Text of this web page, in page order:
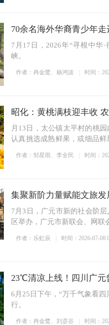
70余名海外华裔青少年
7月17日，2026年“寻根中华
峡。
作者：冉金鹭、杨鸿波 时间：
昭化：黄桃满枝迎丰收
月13日，太公镇太平村的桃
认真挑选成熟鲜果，或细品
作者：邹星雨、李全民 时间：
集聚新阶力量赋能文旅
7月3日，广元市新的社会阶
区举办，广元市新联会、网
作者：乐虹辰 时间：2026-07-08
23℃清凉上线！四川广元
6月25日下午，“万千气象看
行。
作者：冉金鹭、刘彦谷 时间：